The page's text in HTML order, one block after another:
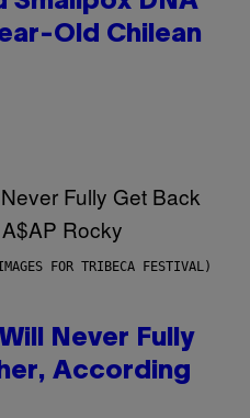
Old Chilean
FOR TRIBECA FESTIVAL)
Never Fully
According